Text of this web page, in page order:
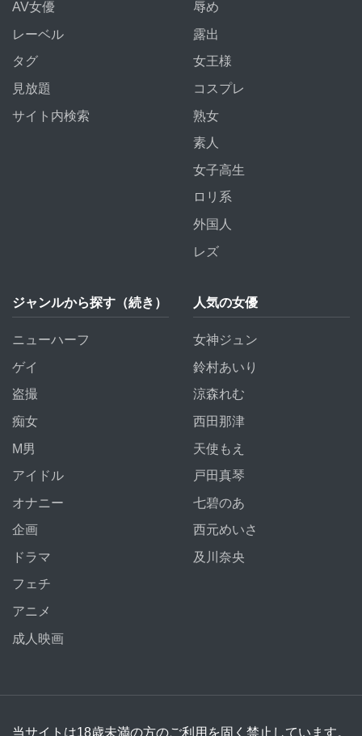
AV女優
レーベル
タグ
見放題
サイト内検索
辱め
露出
女王様
コスプレ
熟女
素人
女子高生
ロリ系
外国人
レズ
ジャンルから探す（続き）
ニューハーフ
ゲイ
盗撮
痴女
M男
アイドル
オナニー
企画
ドラマ
フェチ
アニメ
成人映画
人気の女優
女神ジュン
鈴村あいり
涼森れむ
西田那津
天使もえ
戸田真琴
七碧のあ
西元めいさ
及川奈央
当サイトは18歳未満の方のご利用を固く禁止しています。